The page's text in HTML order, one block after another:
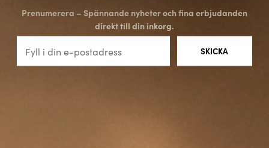
Prenumerera – Spännande nyheter och fina erbjudanden
direkt till din inkorg.